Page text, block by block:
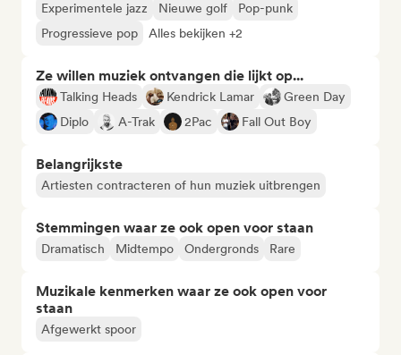
Experimentele jazz
Nieuwe golf
Pop-punk
Progressieve pop
Alles bekijken +2
Ze willen muziek ontvangen die lijkt op...
Talking Heads Kendrick Lamar
Green Day
Diplo
A-Trak 2Pac Fall Out Boy
Belangrijkste
Artiesten contracteren of hun muziek uitbrengen
Stemmingen waar ze ook open voor staan
Dramatisch Midtempo Ondergronds Rare
Muzikale kenmerken waar ze ook open voor
staan
Afgewerkt spoor